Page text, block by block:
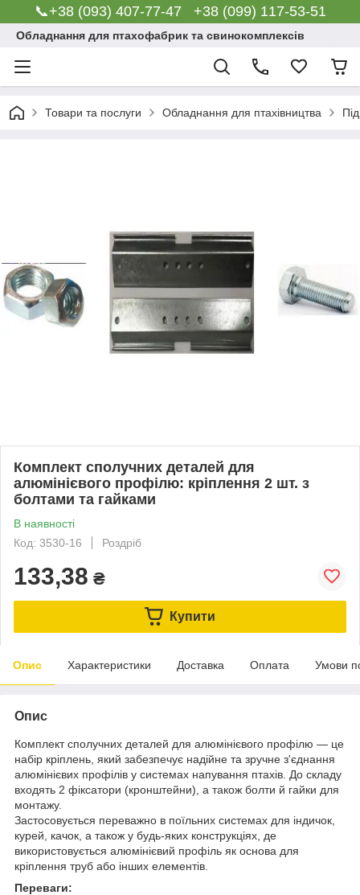
📞+38 (093) 407-77-47 +38 (099) 117-53-51
Обладнання для птахофабрик та свинокомплексів
Товари та послуги Обладнання для птахівництва
Комплект сполучних деталей для
алюмінієвого профілю: кріплення 2 шт. з
болтами та гайками
В наявності
Код: 3530-16
Роздріб
133,38 ₴
Купити
Опис Характеристики Доставка Оплата Умови
Опис
Комплект сполучних деталей для алюмінієвого профілю — це
набір кріплень, який забезпечує надійне та зручне з'єднання
алюмінієвих профілів у системах напування птахів. До складу
входять 2 фіксатори (кронштейни), а також болти й гайки для
монтажу.
Застосовується переважно в поїльних системах для індичок,
курей, качок, а також у будь-яких конструкціях, де
використовується алюмінієвий профіль як основа для
кріплення труб або інших елементів.
Переваги: